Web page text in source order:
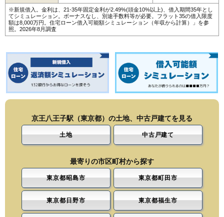
※新規借入。金利は、21-35年固定金利が2.49%(頭金10%以上)、借入期間35年とし
てシミュレーション。ボーナスなし、別途手数料等が必要。フラット35の借入限度
額は8,000万円。 住宅ローン借入可能額シミュレーション（年収から計算）
」を参
照。2026年8月調査
京王八王子駅（東京都）の土地、中古戸建てを見る
土地 中古戸建て
最寄りの市区町村から探す
東京都昭島市 東京都町田市
東京都日野市 東京都福生市